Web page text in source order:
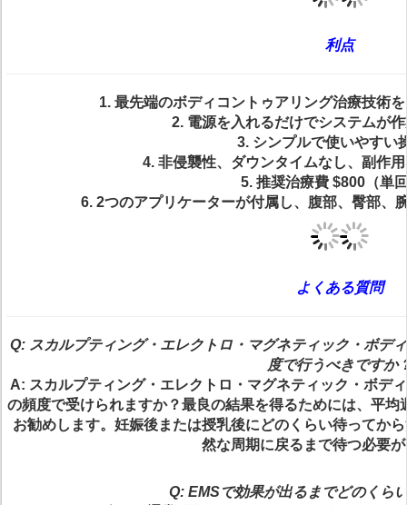
利点
1. 最先端のボディコントゥアリング治療技術
2. 電源を入れるだけでシステムが
3. シンプルで使いやすい
4. 非侵襲性、ダウンタイムなし、副作
5. 推奨治療費 $800（単
6. 2つのアプリケーターが付属し、腹部、臀部、
よくある質問
Q: スカルプティング・エレクトロ・マグネティック・ボデ
度で行うべきですか
A: スカルプティング・エレクトロ・マグネティック・ボデ
の頻度で受けられますか？最良の結果を得るためには、平
お勧めします。妊娠後または授乳後にどのくらい待ってか
然な周期に戻るまで待つ必要
Q: EMSで効果が出るまでどのくら